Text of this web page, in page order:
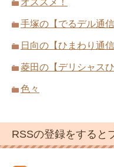
オススメ！
手塚の【でるデル通信
日向の【ひまわり通信
菱田の【デリシャスひ
色々
RSSの登録をすると